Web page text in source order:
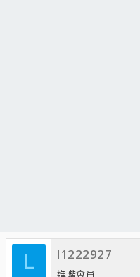
L l1222927
進階會員